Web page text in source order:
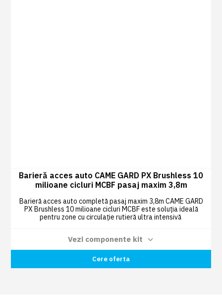
Barieră acces auto CAME GARD PX Brushless 10
milioane cicluri MCBF pasaj maxim 3,8m
Barieră acces auto completă pasaj maxim 3,8m CAME GARD
PX Brushless 10 milioane cicluri MCBF este soluția ideală
pentru zone cu circulație rutieră ultra intensivă
Vezi componente kit
Corp barieră automată CAME GARD PX cu
operator 36V DC GPX40MGS cod 803BB-
1 BUC
Cere oferta